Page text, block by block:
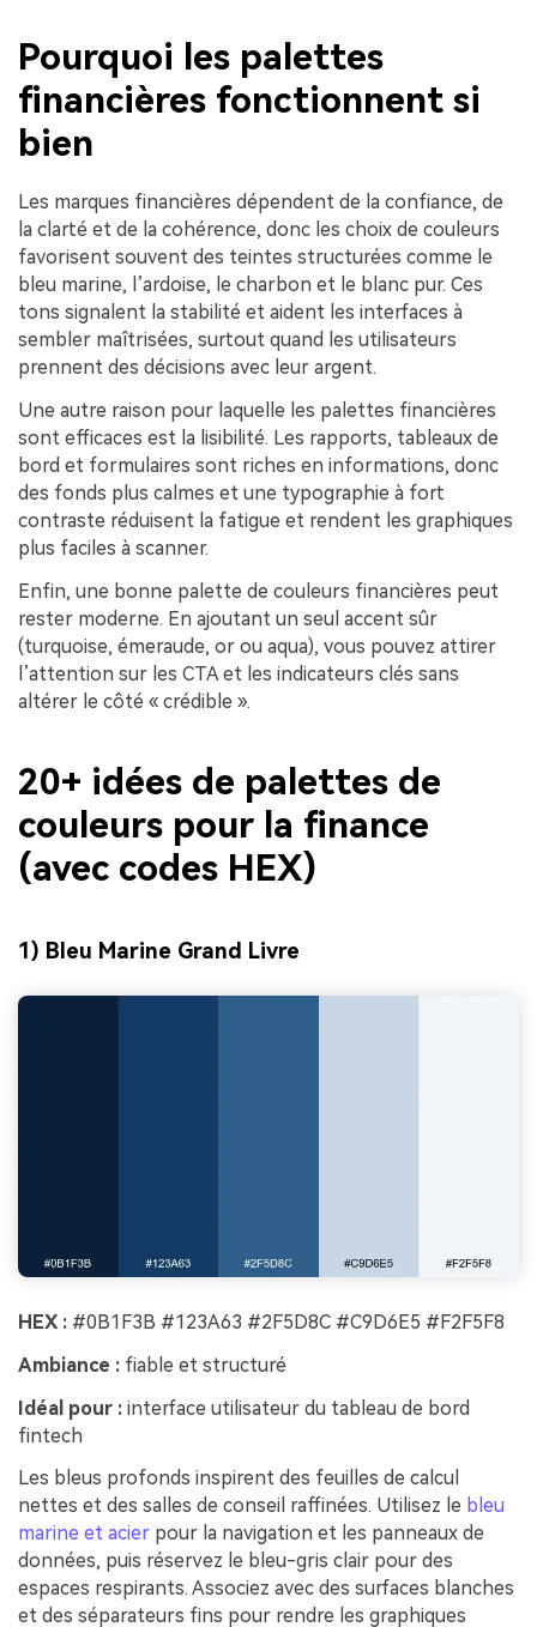
Pourquoi les palettes
financières fonctionnent si
bien
Les marques financières dépendent de la confiance, de
la clarté et de la cohérence, donc les choix de couleurs
favorisent souvent des teintes structurées comme le
bleu marine, l’ardoise, le charbon et le blanc pur. Ces
tons signalent la stabilité et aident les interfaces à
sembler maîtrisées, surtout quand les utilisateurs
prennent des décisions avec leur argent.
Une autre raison pour laquelle les palettes financières
sont efficaces est la lisibilité. Les rapports, tableaux de
bord et formulaires sont riches en informations, donc
des fonds plus calmes et une typographie à fort
contraste réduisent la fatigue et rendent les graphiques
plus faciles à scanner.
Enfin, une bonne palette de couleurs financières peut
rester moderne. En ajoutant un seul accent sûr
(turquoise, émeraude, or ou aqua), vous pouvez attirer
l’attention sur les CTA et les indicateurs clés sans
altérer le côté « crédible ».
20+ idées de palettes de
couleurs pour la finance
(avec codes HEX)
1) Bleu Marine Grand Livre
HEX : #0B1F3B #123A63 #2F5D8C #C9D6E5 #F2F5F8
Ambiance : fiable et structuré
Idéal pour : interface utilisateur du tableau de bord
fintech
Les bleus profonds inspirent des feuilles de calcul
nettes et des salles de conseil raffinées. Utilisez le bleu
marine et acier pour la navigation et les panneaux de
données, puis réservez le bleu-gris clair pour des
espaces respirants. Associez avec des surfaces blanches
et des séparateurs fins pour rendre les graphiques